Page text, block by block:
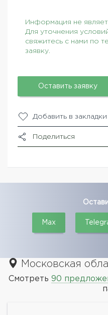
Информация не
Для уточнения
свяжитесь с нами по
заявку.
Оставить заявку
Добавить в закладки
Поделиться
Max
Московская
Смотреть 90